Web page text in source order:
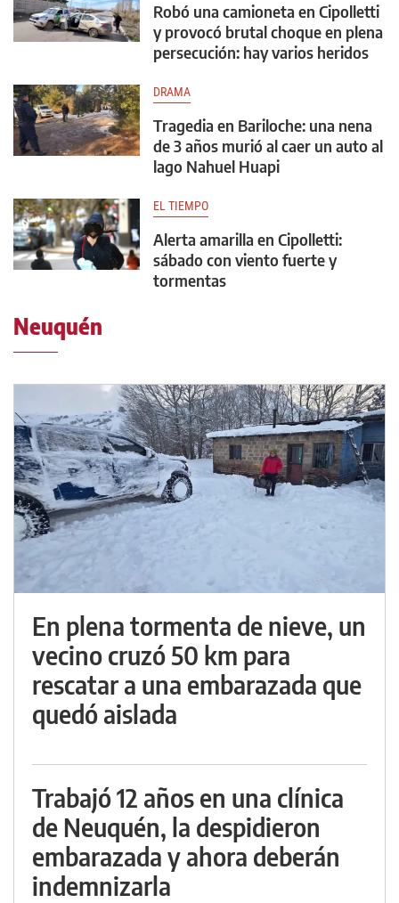
Robó una camioneta en Cipolletti
y provocó brutal choque en plena
persecución: hay varios heridos
DRAMA
Tragedia en Bariloche: una nena
de 3 años murió al caer un auto al
lago Nahuel Huapi
EL TIEMPO
Alerta amarilla en Cipolletti:
sábado con viento fuerte y
tormentas
Neuquén
En plena tormenta de nieve, un
vecino cruzó 50 km para
rescatar a una embarazada que
quedó aislada
Trabajó 12 años en una clínica
de Neuquén, la despidieron
embarazada y ahora deberán
indemnizarla